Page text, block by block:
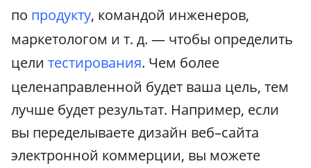
по продукту, командой инженеров,
маркетологом и т. д. — чтобы определить
цели тестирования. Чем более
целенаправленной будет ваша цель, тем
лучше будет результат. Например, если
вы переделываете дизайн веб–сайта
электронной коммерции, вы можете